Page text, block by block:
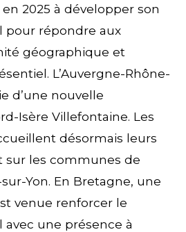
en 2025 à développer son
pour répondre aux
géographique et
L’Auvergne-Rhône-
d’une nouvelle
Isère Villefontaine. Les
désormais leurs
sur les communes de
Yon. En Bretagne, une
venue renforcer le
une présence à